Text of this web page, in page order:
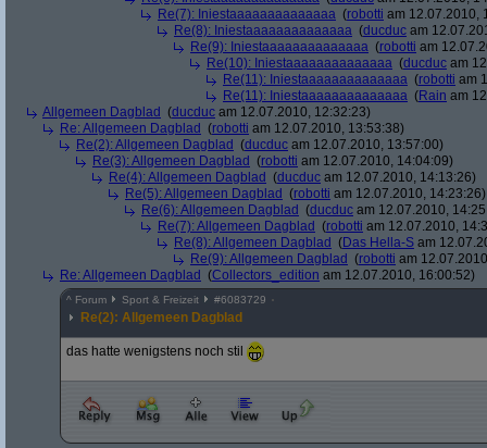
Re(7): Iniestaaaaaaaaaaaaaa (robotti am 12.07.2010,
Re(8): Iniestaaaaaaaaaaaaaa (ducduc am
Re(9): Iniestaaaaaaaaaaaaaa (robotti am
Re(10): Iniestaaaaaaaaaaaaaa (ducduc am
Re(11): Iniestaaaaaaaaaaaaaa (robotti am
Re(11): Iniestaaaaaaaaaaaaaa (Rain am
Allgemeen Dagblad (ducduc am 12.07.2010, 12:32:23)
Re: Allgemeen Dagblad (robotti am 12.07.2010, 13:53:38)
Re(2): Allgemeen Dagblad (ducduc am 12.07.2010, 13:57:00)
Re(3): Allgemeen Dagblad (robotti am 12.07.2010, 14:04:09)
Re(4): Allgemeen Dagblad (ducduc am 12.07.2010, 14:13:26)
Re(5): Allgemeen Dagblad (robotti am 12.07.2010, 14:23:26)
Re(6): Allgemeen Dagblad (ducduc am 12.07.2010,
Re(7): Allgemeen Dagblad (robotti am 12.07.2010,
Re(8): Allgemeen Dagblad (Das Hella-S am
Re(9): Allgemeen Dagblad (robotti am
Re: Allgemeen Dagblad (Collectors_edition am 12.07.2010, 16:00:52)
^ Forum Sport & Freizeit #6083729
Re(2): Allgemeen Dagblad
das hatte wenigstens noch stil